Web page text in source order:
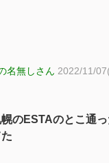
名無しさん 2022/11/
のESTAのとこ通